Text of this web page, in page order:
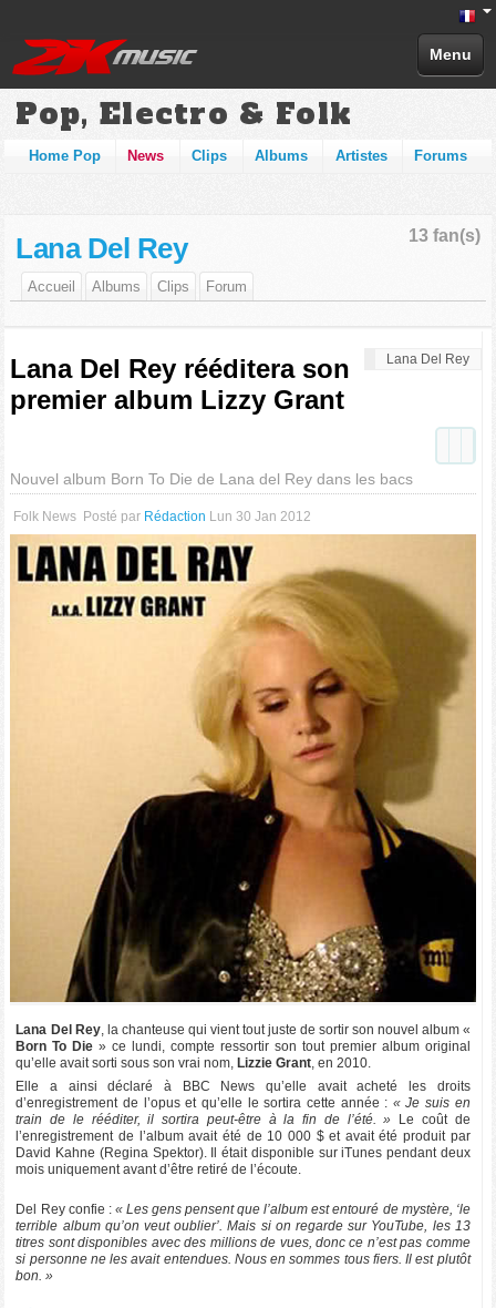
Menu
Pop, Electro & Folk
Home Pop News Clips Albums Artistes Forums
13 fan(s)
Lana Del Rey
Accueil Albums Clips Forum
Lana Del Rey
Lana Del Rey rééditera son
premier album Lizzy Grant
Nouvel album Born To Die de Lana del Rey dans les bacs
Folk News Posté par Rédaction Lun 30 Jan 2012
Lana Del Rey, la chanteuse qui vient tout juste de sortir son nouvel album «
Born To Die » ce lundi, compte ressortir son tout premier album original
qu’elle avait sorti sous son vrai nom, Lizzie Grant, en 2010.
Elle a ainsi déclaré à BBC News qu’elle avait acheté les droits
d’enregistrement de l’opus et qu’elle le sortira cette année : « Je suis en
train de le rééditer, il sortira peut-être à la fin de l’été. » Le coût de
l’enregistrement de l’album avait été de 10 000 $ et avait été produit par
David Kahne (Regina Spektor). Il était disponible sur iTunes pendant deux
mois uniquement avant d’être retiré de l’écoute.
Del Rey confie : « Les gens pensent que l’album est entouré de mystère, ‘le
terrible album qu’on veut oublier’. Mais si on regarde sur YouTube, les 13
titres sont disponibles avec des millions de vues, donc ce n’est pas comme
si personne ne les avait entendues. Nous en sommes tous fiers. Il est plutôt
bon. »